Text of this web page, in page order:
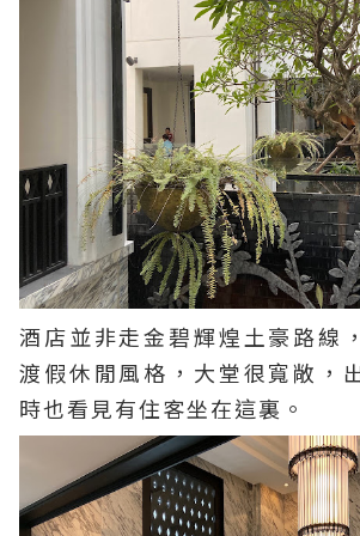
酒店並非走金碧輝煌土豪路線
渡假休閒風格，大堂很寬敞，
時也看見有住客坐在這裏。